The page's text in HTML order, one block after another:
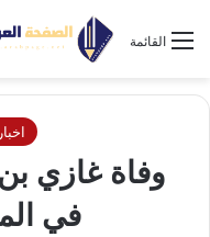
القائمة
وفاة غازي
في